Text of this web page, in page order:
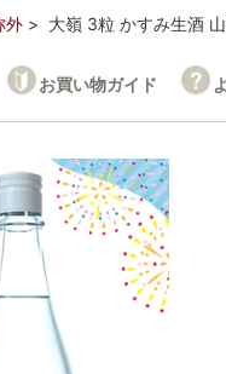
外 大嶺 3粒 かすみ生酒
お買い物ガイド